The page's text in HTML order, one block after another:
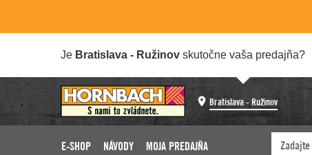
Je Bratislava - Ružinov skutočne vaša predajňa?
Bratislava - Ružinov
E-SHOP NÁVODY MOJA PREDAJŇA